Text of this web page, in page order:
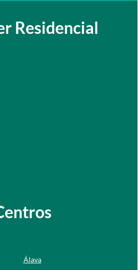
Residencial
la web de caser
Álava